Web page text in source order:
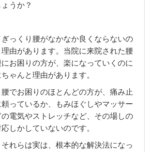
うか？
っくり腰がなかなか良くならないの
由があります。当院に来院された腰
お困りの方が、楽になっていくのに
ゃんと理由があります。
でお困りのほとんどの方が、痛み止
っているか、もみほぐしやマッサー
電気やストレッチなど、その場しの
しかしていないのです。
れらは実は、根本的な解決法になっ